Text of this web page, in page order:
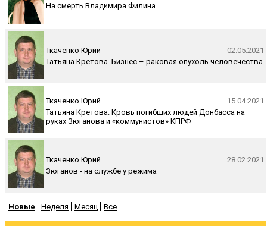
На смерть Владимира Филина
Ткаченко Юрий
02.05.2021
Татьяна Кретова. Бизнес – раковая опухоль человечества
Ткаченко Юрий
15.04.2021
Татьяна Кретова. Кровь погибших людей Донбасса на
руках Зюганова и «коммунистов» КПРФ
Ткаченко Юрий
28.02.2021
Зюганов - на службе у режима
Новые Неделя Месяц Все